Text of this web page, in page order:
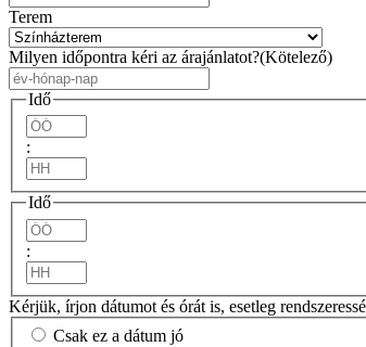
Terem
Milyen időpontra kéri az árajánlatot?(Kötelező)
dot
Idő
:
Idő
:
Kérjük, írjon dátumot és órát is, esetleg
Csak ez a dátum jó